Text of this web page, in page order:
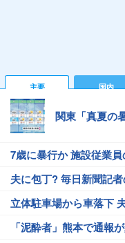
主要 国内
関東「真夏の
7歳に暴行か 施設従業
夫に包丁? 毎日新聞記
立体駐車場から車落下
「泥酔者」熊本で通報